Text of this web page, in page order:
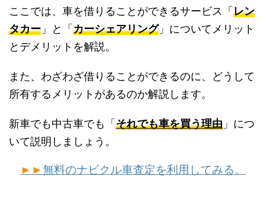
ここでは、車を借りることができるサービス「 レン
タカー 」と「 カーシェアリング」についてメリット
とデメリットを解説。
また、わざわざ借りることができるのに、どうして
所有するメリットがあるのか解説します。
新車でも中古車でも「 それでも車を買う理由 」につ
いて説明しましょう。
►►無料のナビクル車査定を利用してみる。